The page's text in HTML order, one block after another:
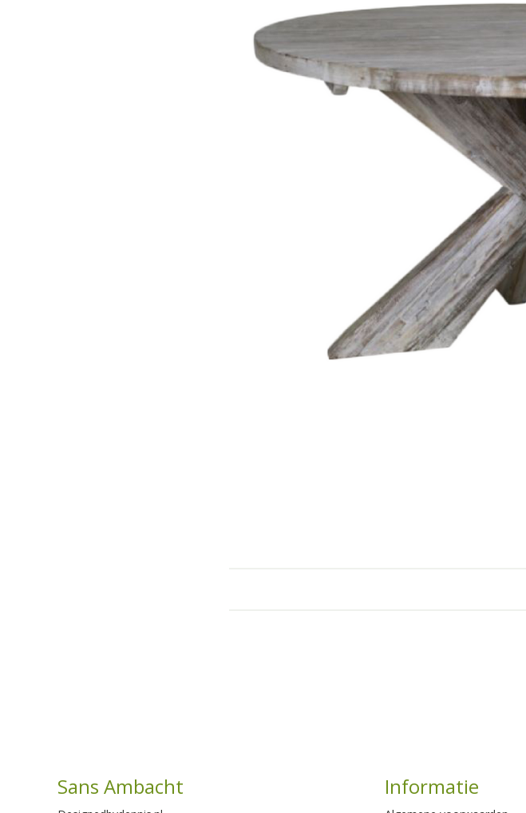
Sans Ambacht Informatie